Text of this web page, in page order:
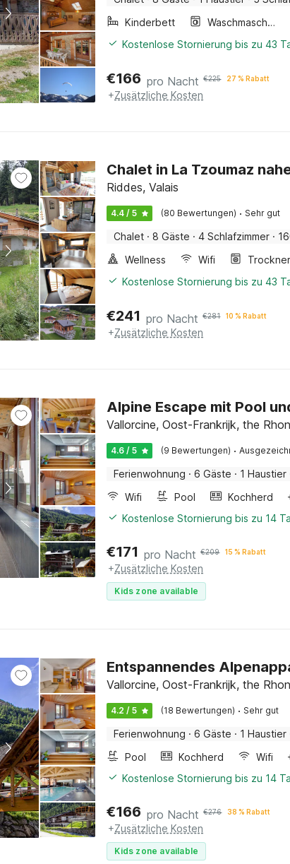
Kinderbett
Waschmaschine
Kostenlose Stornierung bis zu 43
€166 pro Nacht €225 27 % Rabatt
+Zusätzliche Kosten
Chalet in La Tzoumaz
Riddes, Valais
4.4 / 5 (80 Bewertungen) · Sehr gut
Chalet · 8 Gäste · 4 Schlafzimmer ·
Wellness
Wifi Trockner
Kostenlose Stornierung bis zu 43
€241 pro Nacht €281 10 % Rabatt
+Zusätzliche Kosten
Alpine Escape mit Pool
Vallorcine, Oost-Frankrijk, the
4.6 / 5 (9 Bewertungen) ·
Ferienwohnung · 6 Gäste · 1 Haustier
Wifi
Pool Kochherd
Kostenlose Stornierung bis zu 14
€171 pro Nacht €209 15 % Rabatt
+Zusätzliche Kosten
Kids zone available
Entspannendes
Vallorcine, Oost-Frankrijk, the
4.2 / 5 (18 Bewertungen) · Sehr gut
Ferienwohnung · 6 Gäste · 1 Haustier
Pool
Kochherd Wifi
Kostenlose Stornierung bis zu 14
€166 pro Nacht €276 38 % Rabatt
+Zusätzliche Kosten
Kids zone available